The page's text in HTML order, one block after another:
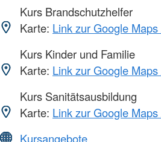
Kurs Brandschutzhelfer
Karte: Link zur Google
Kurs Kinder und Familie
Karte: Link zur Google
Kurs Sanitätsausbildung
Karte: Link zur Google
Kursangebote